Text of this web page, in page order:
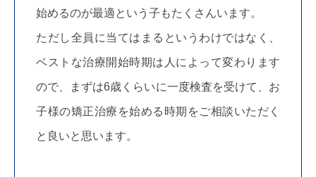
始めるのが最適という子もたくさんいます。
ただし全員に当てはまるというわけではなく、
ベストな治療開始時期は人によって変わります
ので、まずは6歳くらいに一度検査を受けて、お
子様の矯正治療を始める時期をご相談いただく
と良いと思います。